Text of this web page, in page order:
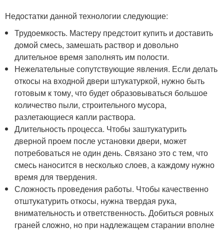
Недостатки данной технологии следующие:
Трудоемкость. Мастеру предстоит купить и доставить
домой смесь, замешать раствор и довольно
длительное время заполнять им полости.
Нежелательные сопутствующие явления. Если делать
откосы на входной двери штукатуркой, нужно быть
готовым к тому, что будет образовываться большое
количество пыли, строительного мусора,
разлетающиеся капли раствора.
Длительность процесса. Чтобы заштукатурить
дверной проем после установки двери, может
потребоваться не один день. Связано это с тем, что
смесь наносится в несколько слоев, а каждому нужно
время для твердения.
Сложность проведения работы. Чтобы качественно
отштукатурить откосы, нужна твердая рука,
внимательность и ответственность. Добиться ровных
граней сложно, но при надлежащем старании вполне